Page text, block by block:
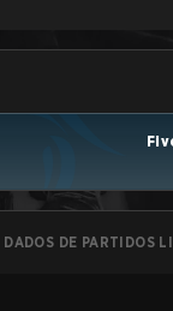
DADOS DE PARTIDOS